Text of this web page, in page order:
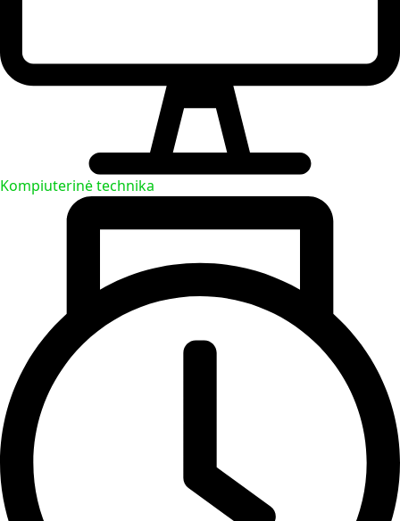
Kompiuterinė technika